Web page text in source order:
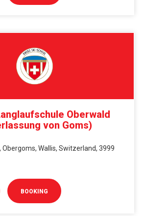
Oberwald
von Goms)
Wallis, Switzerland, 3999
BOOKING